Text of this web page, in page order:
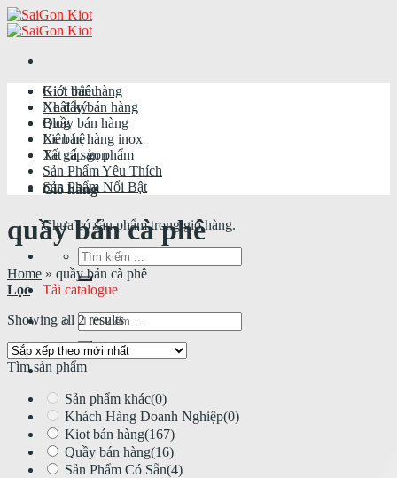
Skip
to
Giới thiệu
Nhật ký
Blog
Liên hệ
Tất cả sản phẩm
Giỏ hàng
Chưa có sản phẩm trong giỏ hàng.
Tìm
kiếm:
Tải catalogue
Tìm
kiếm:
Kiot bán hàng
Xe đẩy bán hàng
Quầy bán hàng
Xe bán hàng inox
Xe gấp gọn
Sản Phẩm Yêu Thích
Sản Phẩm Nổi Bật
quầy bán cà phê
Home » quầy bán cà phê
Lọc
Showing all 2 results
Tìm sản phẩm
Sản phẩm khác(0)
Khách Hàng Doanh Nghiệp(0)
Kiot bán hàng(167)
Quầy bán hàng(16)
Sản Phẩm Có Sẵn(4)